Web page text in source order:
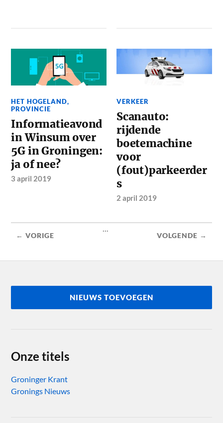
HET HOGELAND,
PROVINCIE
Informatieavond
in Winsum over
5G in Groningen:
ja of nee?
3 april 2019
VERKEER
Scanauto:
rijdende
boetemachine
voor
(fout)parkeerder
s
2 april 2019
← VORIGE
...
VOLGENDE →
NIEUWS TOEVOEGEN
Onze titels
Groninger Krant
Gronings Nieuws